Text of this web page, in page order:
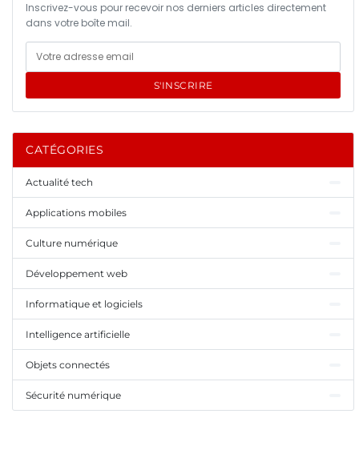
Inscrivez-vous pour recevoir nos derniers articles directement
dans votre boîte mail.
S'INSCRIRE
CATÉGORIES
Actualité tech
Applications mobiles
Culture numérique
Développement web
Informatique et logiciels
Intelligence artificielle
Objets connectés
Sécurité numérique